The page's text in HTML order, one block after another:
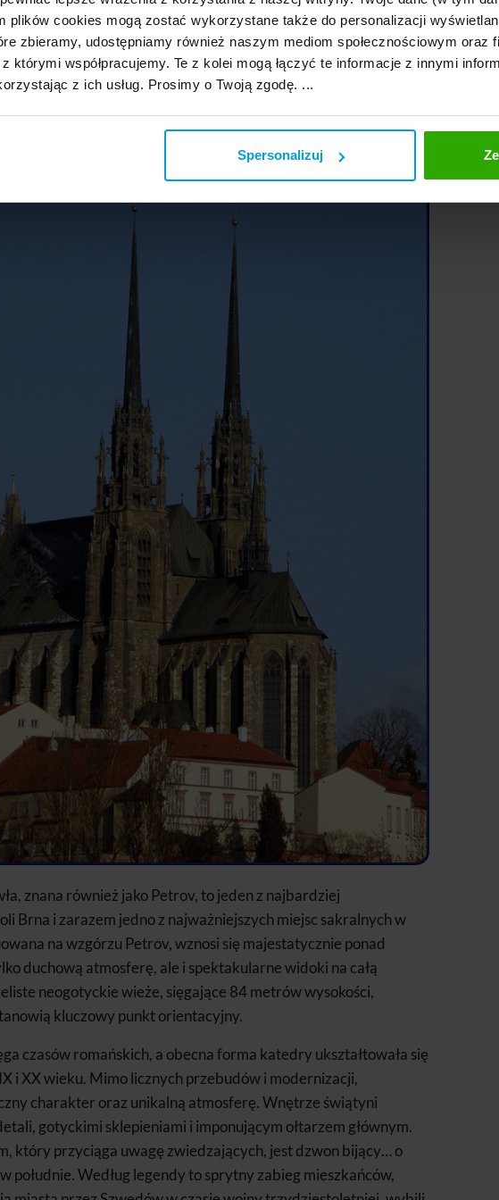
plików cookies mogą zostać wykorzystane także do personalizacji
zbieramy, udostępniamy również naszym mediom społecznościowym oraz
którymi współpracujemy. Te z kolei mogą łączyć te informacje z innymi
z ich usług. Prosimy o Twoją zgodę. ...
Spersonalizuj
Piotra i Pawła (Petrov)
znana również jako Petrov, to jeden z najbardziej
Brna i zarazem jedno z najważniejszych miejsc sakralnych w
na wzgórzu Petrov, wznosi się majestatycznie ponad
duchową atmosferę, ale i spektakularne widoki na całą
neogotyckie wieże, sięgające 84 metrów wysokości,
kluczowy punkt orientacyjny.
czasów romańskich, a obecna forma katedry ukształtowała się
i XX wieku. Mimo licznych przebudów i modernizacji,
charakter oraz unikalną atmosferę. Wnętrze świątyni
gotyckimi sklepieniami i imponującym ołtarzem głównym.
który przyciąga uwagę zwiedzających, jest dzwon bijący… o
południe. Według legendy to sprytny zabieg mieszkańców,